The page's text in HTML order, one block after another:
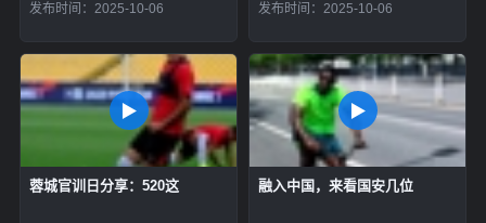
发布时间：2025-10-06 发布时间：2025-10-06
蓉城官训日分享：520这 融入中国，来看国安几位